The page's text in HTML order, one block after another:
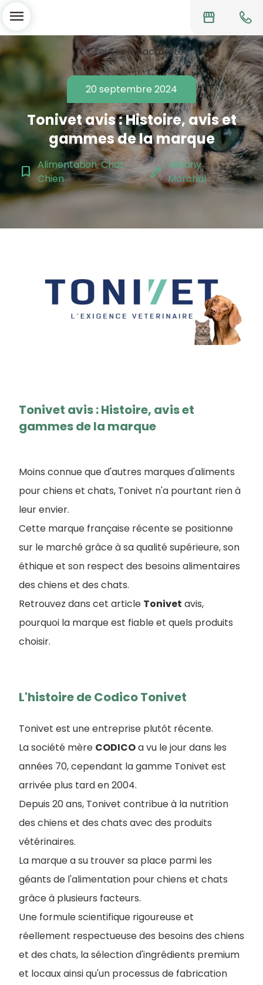
storefront
menu
chevron_left Toutes les actualités
20 septembre 2024
Tonivet avis : Histoire, avis et
gammes de la marque
bookmark_border Alimentation, Chat,
Chien
edit Mélany
Marchal
Tonivet avis : Histoire, avis et
gammes de la marque
Moins connue que d'autres marques d'aliments
pour chiens et chats, Tonivet n'a pourtant rien à
leur envier.
Cette marque française récente se positionne
sur le marché grâce à sa qualité supérieure, son
éthique et son respect des besoins alimentaires
des chiens et des chats.
Retrouvez dans cet article Tonivet avis,
pourquoi la marque est fiable et quels produits
choisir.
L'histoire de Codico Tonivet
Tonivet est une entreprise plutôt récente.
La société mère CODICOa vu le jour dans les
années 70, cependant la gamme Tonivet est
arrivée plus tard en 2004.
Depuis 20 ans, Tonivet contribue à la nutrition
des chiens et des chats avec des produits
vétérinaires.
La marque a su trouver sa place parmi les
géants de l'alimentation pour chiens et chats
grâce à plusieurs facteurs.
Une formule scientifique rigoureuse et
réellement respectueuse des besoins des chiens
et des chats, la sélection d'ingrédients premium
et locaux ainsi qu'un processus de fabrication